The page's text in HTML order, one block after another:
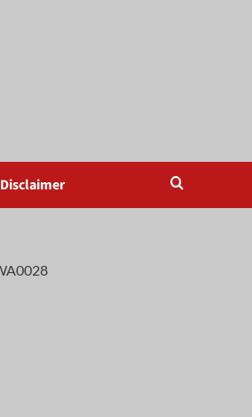
Disclaimer